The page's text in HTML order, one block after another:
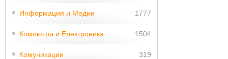
Информация и Медии 1777
Компютри и Електроника 1504
Комуникации 319